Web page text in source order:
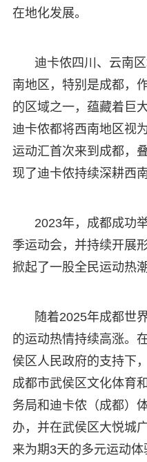
在地化发展。
迪卡侬四川、云南
南地区，特别是成都，
的区域之一，蕴藏着巨
迪卡侬都将西南地区视
运动汇首次来到成都，
现了迪卡侬持续深耕西
2023年，成都成功
季运动会，并持续开展
掀起了一股全民运动热潮
随着2025年成都世
的运动热情持续高涨。
侯区人民政府的支持下
成都市武侯区文化体育
务局和迪卡侬（成都）
办，并在武侯区大悦城
来为期3天的多元运动体